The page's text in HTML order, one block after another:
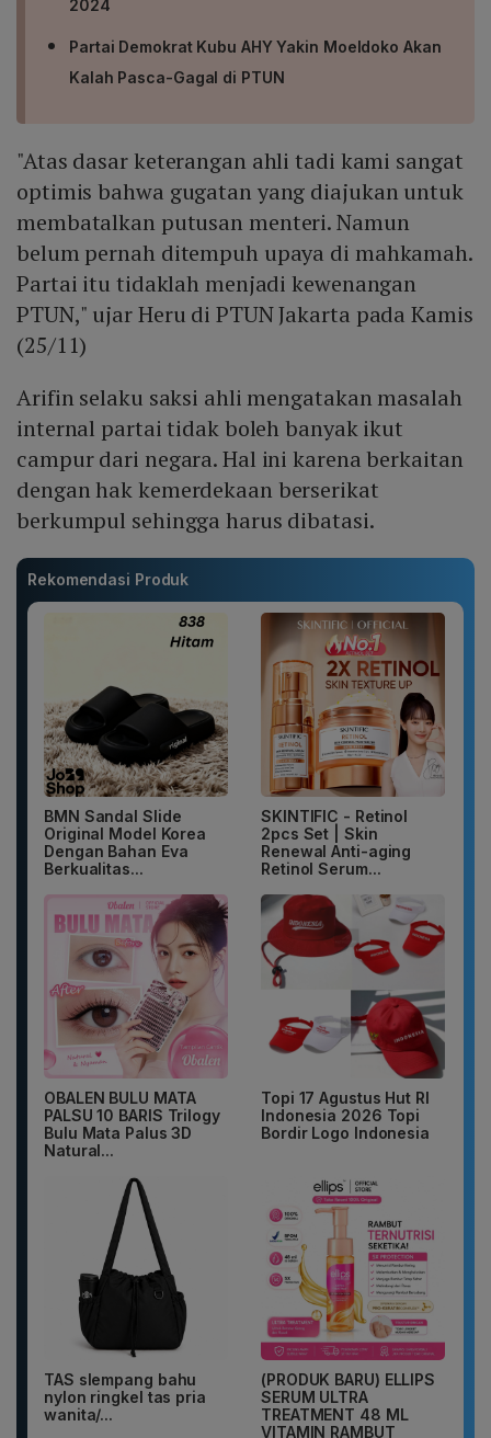
2024
Partai Demokrat Kubu AHY Yakin Moeldoko Akan
Kalah Pasca-Gagal di PTUN
"Atas dasar keterangan ahli tadi kami sangat
optimis bahwa gugatan yang diajukan untuk
membatalkan putusan menteri. Namun
belum pernah ditempuh upaya di mahkamah.
Partai itu tidaklah menjadi kewenangan
PTUN," ujar Heru di PTUN Jakarta pada Kamis
(25/11)
Arifin selaku saksi ahli mengatakan masalah
internal partai tidak boleh banyak ikut
campur dari negara. Hal ini karena berkaitan
dengan hak kemerdekaan berserikat
berkumpul sehingga harus dibatasi.
Rekomendasi Produk
BMN Sandal Slide
Original Model Korea
Dengan Bahan Eva
Berkualitas...
SKINTIFIC - Retinol
2pcs Set | Skin
Renewal Anti-aging
Retinol Serum...
OBALEN BULU MATA
PALSU 10 BARIS Trilogy
Bulu Mata Palus 3D
Natural...
Topi 17 Agustus Hut RI
Indonesia 2026 Topi
Bordir Logo Indonesia
TAS slempang bahu
nylon ringkel tas pria
wanita/...
(PRODUK BARU) ELLIPS
SERUM ULTRA
TREATMENT 48 ML
VITAMIN RAMBUT